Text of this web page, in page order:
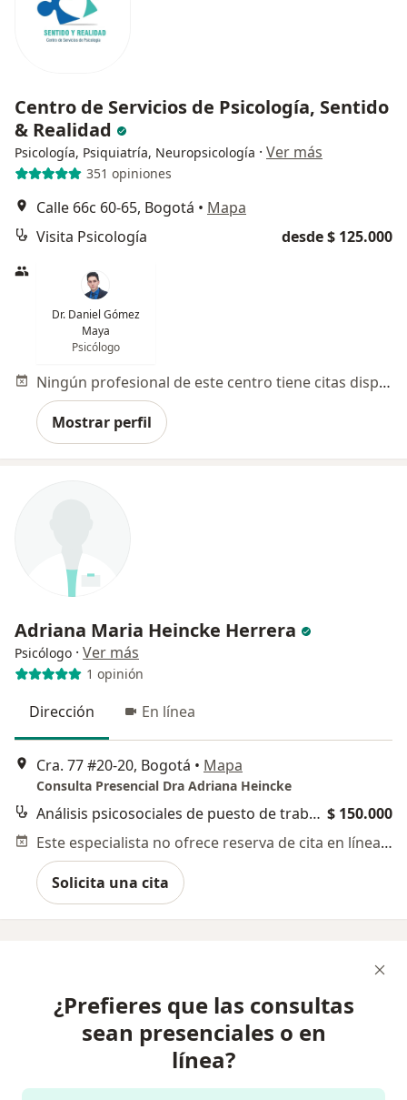
Centro de Servicios de Psicología, Sentido
& Realidad
Psicología, Psiquiatría, Neuropsicología · Ver más
351 opiniones
Calle 66c 60-65, Bogotá • Mapa
Visita Psicología
desde $ 125.000
Dr. Daniel Gómez
Maya
Psicólogo
Ningún profesional de este centro tiene citas disponibles
Mostrar perfil
Adriana Maria Heincke Herrera
Psicólogo · Ver más
1 opinión
Dirección En línea
Cra. 77 #20-20, Bogotá • Mapa
Consulta Presencial Dra Adriana Heincke
Análisis psicosociales de puesto de trabajo (carga mental) $ 150.000
Este especialista no ofrece reserva de cita en línea en esta dirección.
Solicita una cita
¿Prefieres que las consultas
sean presenciales o en
línea?